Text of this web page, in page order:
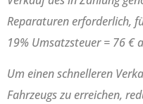
Reparaturen erforderlich,
19% Umsatzsteuer = 76 €
Um einen schnelleren
Fahrzeugs zu erreichen,